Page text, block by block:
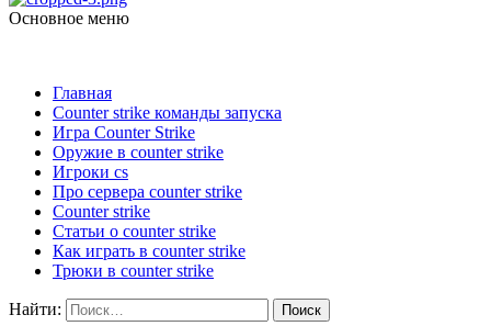
Основное меню
Главная
Counter strike команды запуска
Игра Counter Strike
Оружие в counter strike
Игроки cs
Про сервера counter strike
Counter strike
Статьи о counter strike
Как играть в counter strike
Трюки в counter strike
Найти: